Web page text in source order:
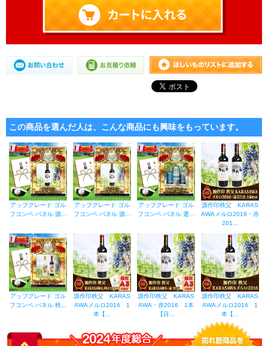
この商品を選んだ人は、こんな商品にも興味をもっています。
アップグレード ゴル
フコンペ パネル 源...
アップグレード ゴル
フコンペ パネル 源...
アップグレード ゴル
フコンペ パネル 選...
源作印秩父 KARAS
AWAメルロ2016・赤
201...
アップグレード ゴル
フコンペ パネル 秩...
源作印秩父 KARAS
AWAメルロ2016 1
本【...
源作印秩父 KARAS
AWA・赤2016 1本
【目...
源作印秩父 KARAS
AWAメルロ2016 1
本【...